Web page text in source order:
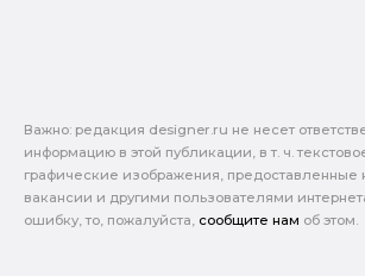
Важно: pедакция designer.ru не несет
информацию в этой публикации, в т. ч.
графические изображения, предоставленные
вакансии и другими пользователями
ошибку, то, пожалуйста, сообщите нам об этом.